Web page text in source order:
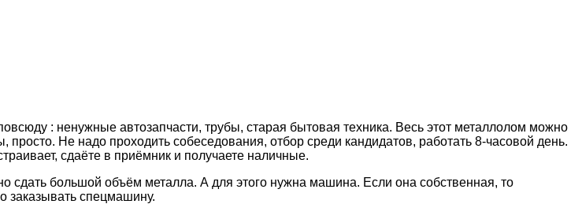
: ненужные автозапчасти, трубы, старая бытовая техника. Весь этот металлолом можно
Не надо проходить собеседования, отбор среди кандидатов, работать 8-часовой день.
сдаёте в приёмник и получаете наличные.
сдать большой объём металла. А для этого нужна машина. Если она собственная, то
заказывать спецмашину.